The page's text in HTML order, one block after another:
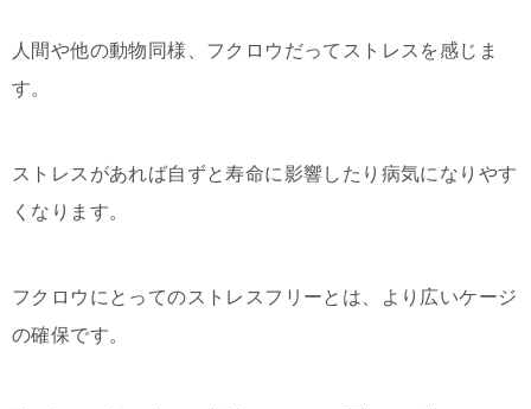
人間や他の動物同様、フクロウだってストレスを感じま
す。
ストレスがあれば自ずと寿命に影響したり病気になりやす
くなります。
フクロウにとってのストレスフリーとは、より広いケージ
の確保です。